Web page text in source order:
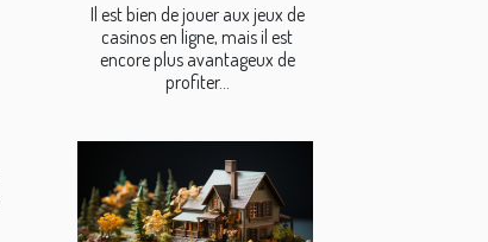
Il est bien de jouer aux jeux de
casinos en ligne, mais il est
encore plus avantageux de
profiter...